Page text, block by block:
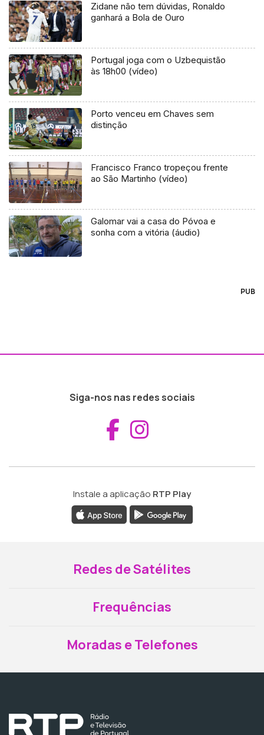
Zidane não tem dúvidas, Ronaldo
ganhará a Bola de Ouro
Portugal joga com o Uzbequistão
às 18h00 (vídeo)
Porto venceu em Chaves sem
distinção
Francisco Franco tropeçou frente
ao São Martinho (vídeo)
Galomar vai a casa do Póvoa e
sonha com a vitória (áudio)
PUB
Siga-nos nas redes sociais
Aceder ao
Instale a aplicação RTP Play
Redes de Satélites
Frequências
Moradas e Telefones